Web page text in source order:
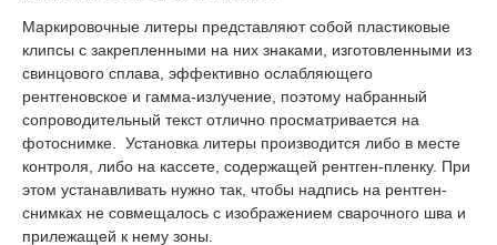
Маркировочные литеры представляют собой пластиковые
клипсы с закрепленными на них знаками, изготовленными из
свинцового сплава, эффективно ослабляющего
рентгеновское и гамма-излучение, поэтому набранный
сопроводительный текст отлично просматривается на
фотоснимке. Установка литеры производится либо в месте
контроля, либо на кассете, содержащей рентген-пленку. При
этом устанавливать нужно так, чтобы надпись на рентген-
снимках не совмещалось с изображением сварочного шва и
прилежащей к нему зоны.